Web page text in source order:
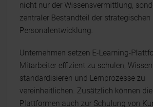
nicht nur der Wissensvermittlung,
zentraler Bestandteil der strategischen
Personalentwicklung.
Unternehmen setzen E-Learning-
Mitarbeiter effizient zu schulen,
standardisieren und Lernprozesse zu
vereinheitlichen. Zusätzlich können
Plattformen auch zur Schulung von